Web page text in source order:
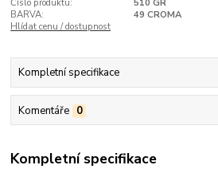
Číslo produktu:
510 GR
BARVA:
49 CROMA
Hlídat cenu / dostupnost
Kompletní specifikace
Komentáře 0
Kompletní specifikace